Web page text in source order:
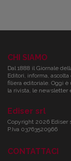
CHI SIAMO
Dal 1888 il Giornale
Editori, informa,
filiera editoriale. Oggi è
la rivista, le newsletter
Ediser srl
Copyright 2026 Ediser
P.Iva 03763520966
CONTATTACI